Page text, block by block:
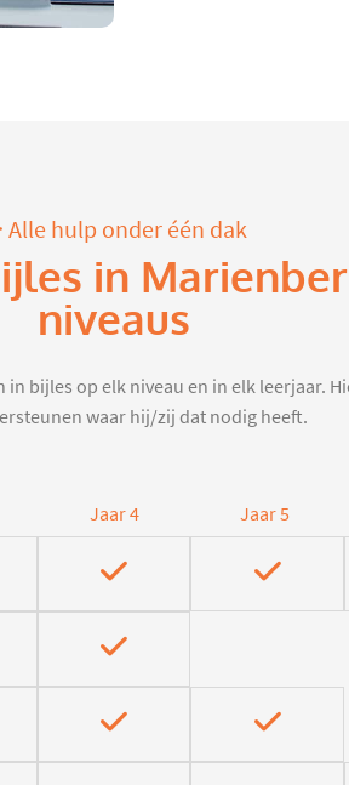
Alle hulp onder één dak
in
niveaus
in bijles op elk niveau en in elk leerjaar.
waar hij/zij dat nodig heeft.
Jaar 4 Jaar 5